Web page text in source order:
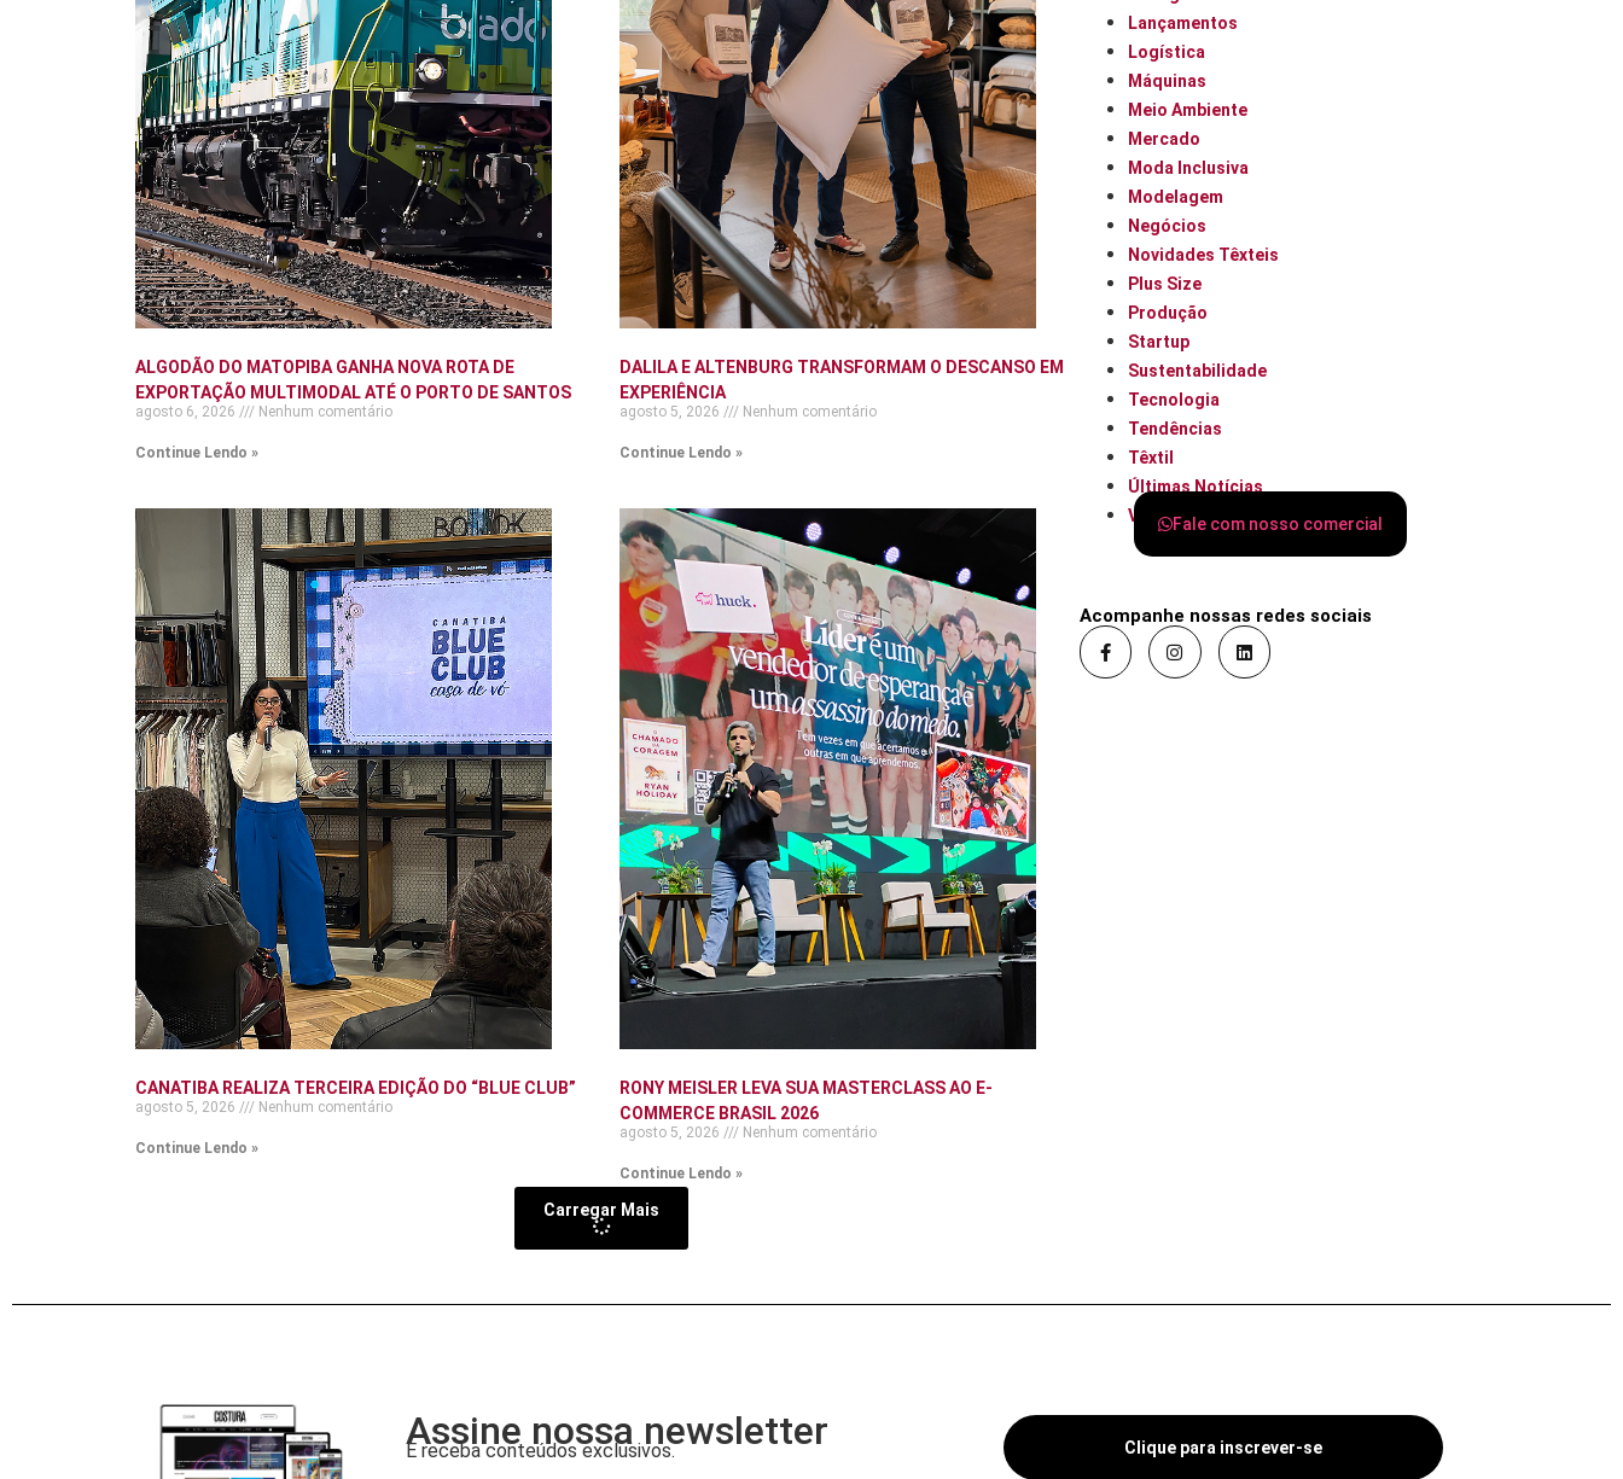
ALGODÃO DO MATOPIBA GANHA NOVA ROTA DE
EXPORTAÇÃO MULTIMODAL ATÉ O PORTO DE SANTOS
agosto 6, 2026 Nenhum comentário
Continue Lendo »
DALILA E ALTENBURG TRANSFORMAM O DESCANSO EM
EXPERIÊNCIA
agosto 5, 2026 Nenhum comentário
Continue Lendo »
CANATIBA REALIZA TERCEIRA EDIÇÃO DO “BLUE CLUB”
agosto 5, 2026 Nenhum comentário
Continue Lendo »
RONY MEISLER LEVA SUA MASTERCLASS AO E-
COMMERCE BRASIL 2026
agosto 5, 2026 Nenhum comentário
Continue Lendo »
Carregar Mais
Lançamentos
Logística
Máquinas
Meio Ambiente
Mercado
Moda Inclusiva
Modelagem
Negócios
Novidades Têxteis
Plus Size
Produção
Startup
Sustentabilidade
Tecnologia
Tendências
Têxtil
Últimas Notícias
VarejoFale com nosso comercial
Acompanhe nossas redes sociais
Assine nossa newsletter
E receba conteúdos exclusivos. Clique para inscrever-se